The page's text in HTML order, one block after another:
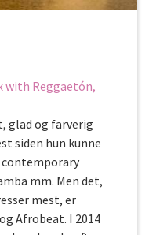
with Reggaetón,
glad og farverig
siden hun kunne
mm. Men det,
mest, er
Afrobeat. I 2014